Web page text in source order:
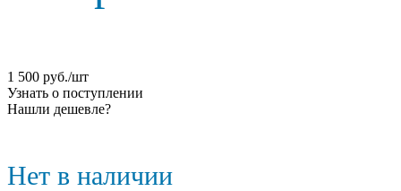
1 500 руб./шт
Узнать о поступлении
Нашли дешевле?
Нет в наличии